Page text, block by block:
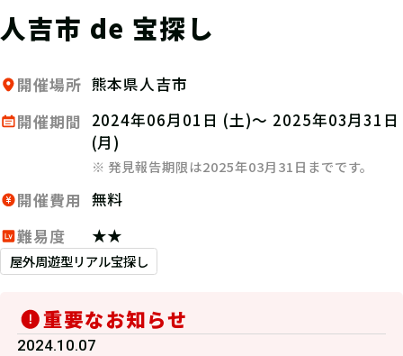
人吉市 de 宝探し
開催場所 熊本県人吉市
開催期間
2024年06月01日 (土)～ 2025年03月31日
(月)
※ 発見報告期限は2025年03月31日までです。
開催費用 無料
難易度
★★
屋外周遊型リアル宝探し
重要なお知らせ
2024.10.07